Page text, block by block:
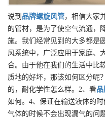
说到 品牌螺旋风管，相信大家
的管材，是为了使空气流通，
施。我们经常见到的大多都是
风系统中，广泛应用于家庭、
合。由于他在我们的生活中比
质地的好坏，那该如何区分呢
的，耐化学性怎么样。2、看品
如何。4、保证在输送液体的
气体的时候不会出现漏气的问题